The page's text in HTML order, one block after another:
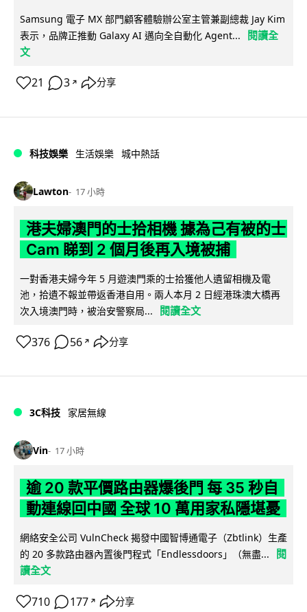
Samsung 電子 MX 部門顧客體驗辦公室主管兼副總裁 Jay Kim
表示，品牌正推動 Galaxy AI 邁向全自動化 Agent...
閱讀全
文
21 3 ↗ 分享
科技娛樂 生活娛樂 城中熱話
Lawton 17 小時
港夫婦澳門的士拾相機 據為己有被的士
Cam 睇到 2 個月後再入境被捕
一對香港夫婦今年 5 月遊澳門乘的士拾獲他人遺留相機及電
池，拾遺不報並帶返香港自用。兩人本月 2 日經港珠澳大橋再
次入境澳門時，被治安警察局...
閱讀全文
376 56 ↗ 分享
3C科技 家居無線
Vin 17 小時
逾 20 款平價路由器爆後門 每 35 秒自
動連線回中國 全球 10 萬用家私隱堪憂
網絡安全公司 VulnCheck 揭發中國智博通電子（Zbtlink）生產
的 20 多款路由器內置後門程式「Endlessdoors」（無盡...
閱
讀全文
710 177 ↗ 分享